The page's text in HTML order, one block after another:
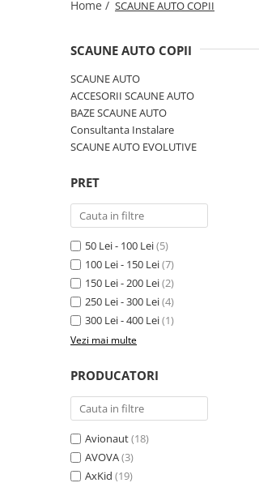
Jucarii de Sortare
Jucarii din plus
Jucarii muzicale
Jucarii pentru baie
Jucarii Senzoriale
Home / SCAUNE AUTO COPII
SCAUNE AUTO COPII
SCAUNE AUTO
ACCESORII SCAUNE AUTO
BAZE SCAUNE AUTO
Consultanta Instalare
SCAUNE AUTO EVOLUTIVE
PRET
50 Lei - 100 Lei(5)
100 Lei - 150 Lei(7)
150 Lei - 200 Lei(2)
250 Lei - 300 Lei(4)
300 Lei - 400 Lei(1)
Vezi mai multe
PRODUCATORI
Avionaut(18)
AVOVA(3)
AxKid (19)